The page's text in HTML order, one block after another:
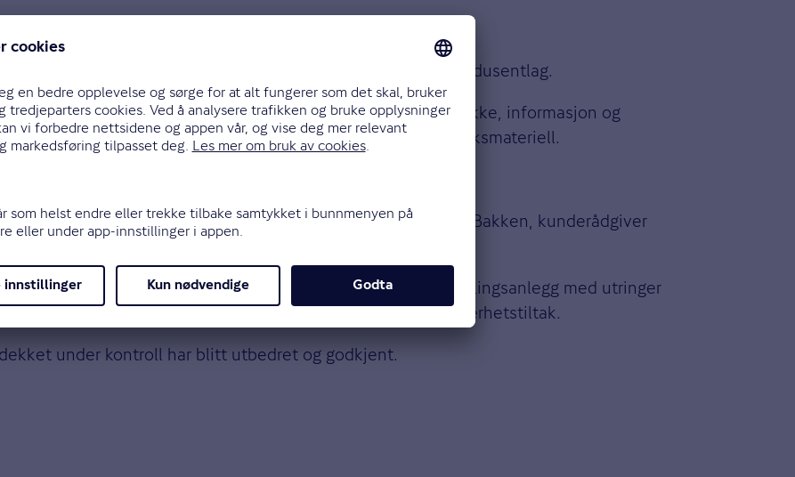
gårdbruker Knut-Harald Bergum, leder for Sør-Valdres Produsentlag.
og Nortura. Alle bidrar med sitt: mat og drikke, informasjon og
om forebygging og sikring av folk og dyr, bygninger og bruksmateriell.
tema når en forsikringsordning skal settes opp, sier Anna Bakken, kunderådgiver
lukking av avvik, samt installert og godkjent brannvarslingsanlegg med utringer
I tillegg gis det gode rabatter på forsikringen for slike sikkerhetstiltak.
under kontroll har blitt utbedret og godkjent.